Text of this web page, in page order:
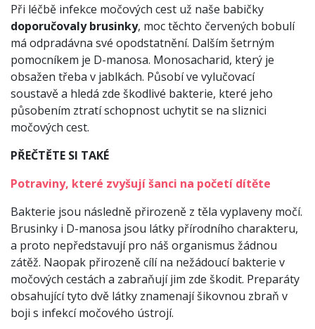
Při léčbě infekce močových cest už naše babičky
doporučovaly brusinky, moc těchto červených bobulí
má odpradávna své opodstatnění. Dalším šetrným
pomocníkem je D-manosa. Monosacharid, který je
obsažen třeba v jablkách. Působí ve vylučovací
soustavě a hledá zde škodlivé bakterie, které jeho
působením ztratí schopnost uchytit se na sliznici
močových cest.
PŘEČTĚTE SI TAKÉ
Potraviny, které zvyšují šanci na početí dítěte
Bakterie jsou následně přirozeně z těla vyplaveny močí.
Brusinky i D-manosa jsou látky přírodního charakteru,
a proto nepředstavují pro náš organismus žádnou
zátěž. Naopak přirozeně cílí na nežádoucí bakterie v
močových cestách a zabraňují jim zde škodit. Preparáty
obsahující tyto dvě látky znamenají šikovnou zbraň v
boji s infekcí močového ústrojí.